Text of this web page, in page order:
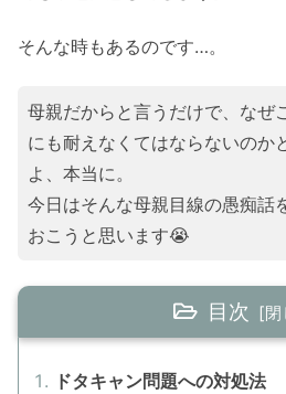
そんな時もあるのです…。
母親だからと言うだけで、なぜ
にも耐えなくてはならないのか
よ、本当に。
今日はそんな母親目線の愚痴話
おこうと思います😭
目次
ドタキャン問題への対処法